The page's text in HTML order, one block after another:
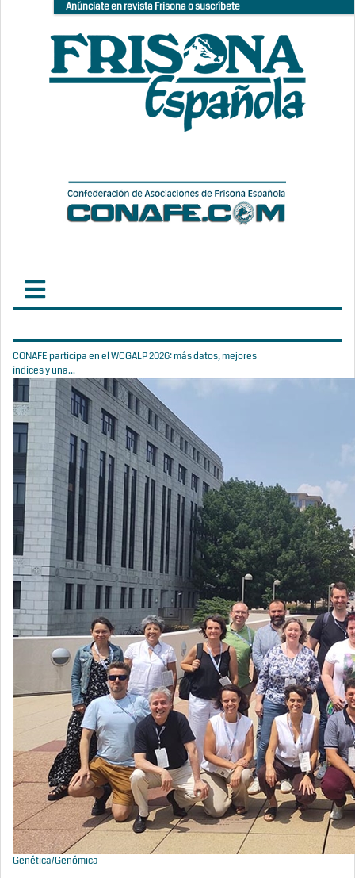
Anúnciate en revista Frisona o suscríbete
CONAFE participa en el WCGALP 2026: más datos, mejores
índices y una...
Genética/Genómica